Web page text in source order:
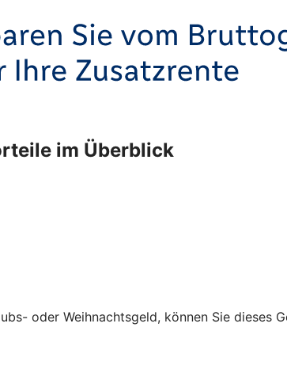
im Überblick
oder Weihnachtsgeld, können Sie dieses